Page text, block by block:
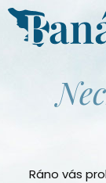
Ráno vás